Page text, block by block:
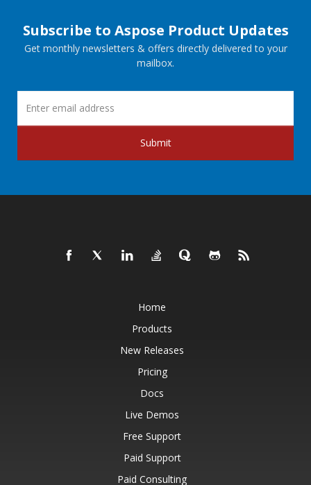
Subscribe to Aspose Product Updates
Get monthly newsletters & offers directly delivered to your
mailbox.
Submit
Home
Products
New Releases
Pricing
Docs
Live Demos
Free Support
Paid Support
Paid Consulting